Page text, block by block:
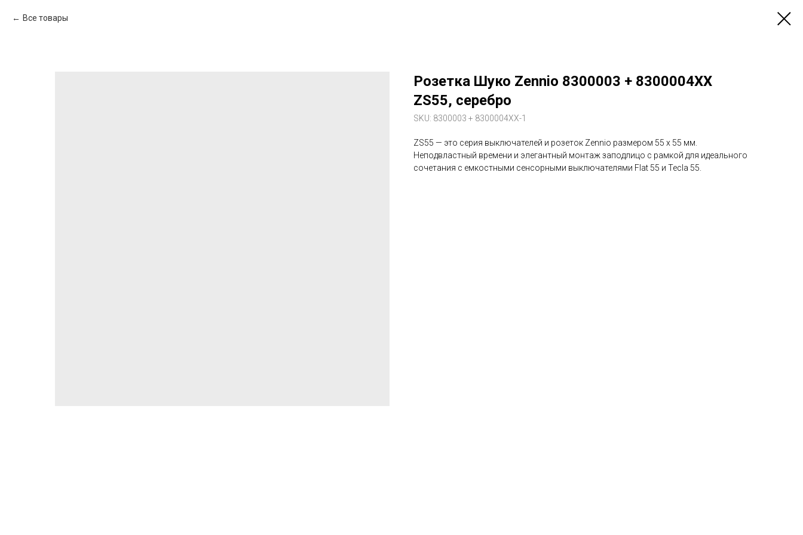
Все товары
Розетка Шуко Zennio 8300003 + 8300004XX
ZS55, серебро
SKU: 8300003 + 8300004XX-1
ZS55 — это серия выключателей и розеток Zennio размером 55 x 55 мм.
Неподвластный времени и элегантный монтаж заподлицо с рамкой для идеального
сочетания с емкостными сенсорными выключателями Flat 55 и Tecla 55.